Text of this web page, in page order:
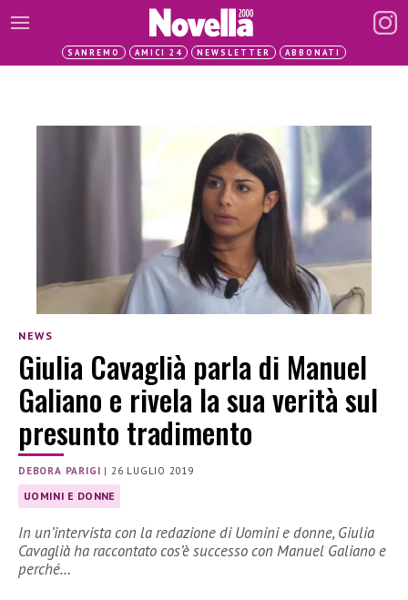
SANREMO AMICI 24 NEWSLETTER ABBONATI
NEWS
Giulia Cavaglià parla di Manuel
Galiano e rivela la sua verità sul
presunto tradimento
DEBORA PARIGI | 26 LUGLIO 2019
UOMINI E DONNE
In un’intervista con la redazione di Uomini e donne, Giulia
Cavaglià ha raccontato cos’è successo con Manuel Galiano e
perché…